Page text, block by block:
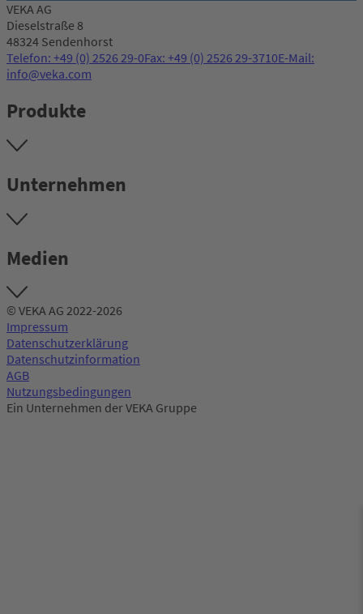
VEKA AG
Dieselstraße 8
48324 Sendenhorst
Telefon: +49 (0) 2526 29-0Fax: +49 (0) 2526 29-3710E-Mail:
info@veka.com
Produkte
Unternehmen
Medien
© VEKA AG 2022-2026
Impressum
Datenschutzerklärung
Datenschutzinformation
AGB
Nutzungsbedingungen
Ein Unternehmen der VEKA Gruppe